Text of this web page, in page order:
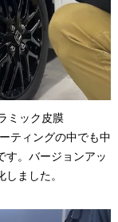
ミック皮膜
ティングの中でも中
す。バージョンアッ
ました。